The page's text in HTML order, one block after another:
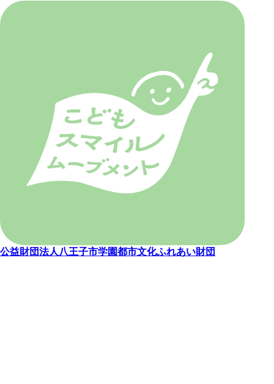
公益財団法人八王子市学園都市文化ふれあい財団